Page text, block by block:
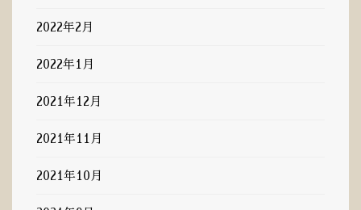
2022年2月
2022年1月
2021年12月
2021年11月
2021年10月